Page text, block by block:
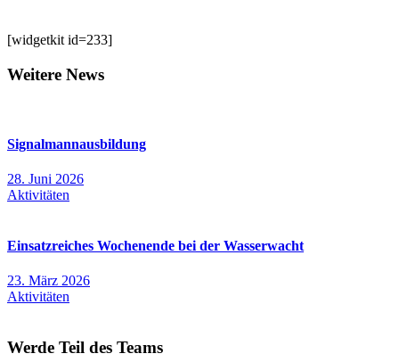
[widgetkit id=233]
Weitere News
Signalmannausbildung
28. Juni 2026
Aktivitäten
Einsatzreiches Wochenende bei der Wasserwacht
23. März 2026
Aktivitäten
Werde Teil des Teams